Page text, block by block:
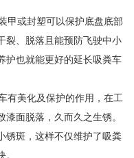
甲或封塑可以保护底盘底部
裂、脱落且能预防飞驶中小
护也就能更好的延长吸粪车
有美化及保护的作用，在工
面脱落，久而久之生锈。
锈斑，这样不仅维护了吸粪
。